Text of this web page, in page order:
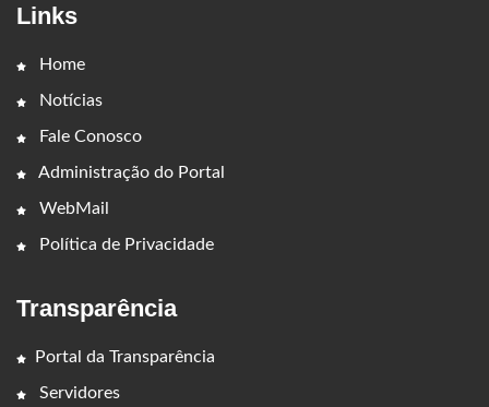
Links
Home
Notícias
Fale Conosco
Administração do Portal
WebMail
Política de Privacidade
Transparência
Portal da Transparência
Servidores